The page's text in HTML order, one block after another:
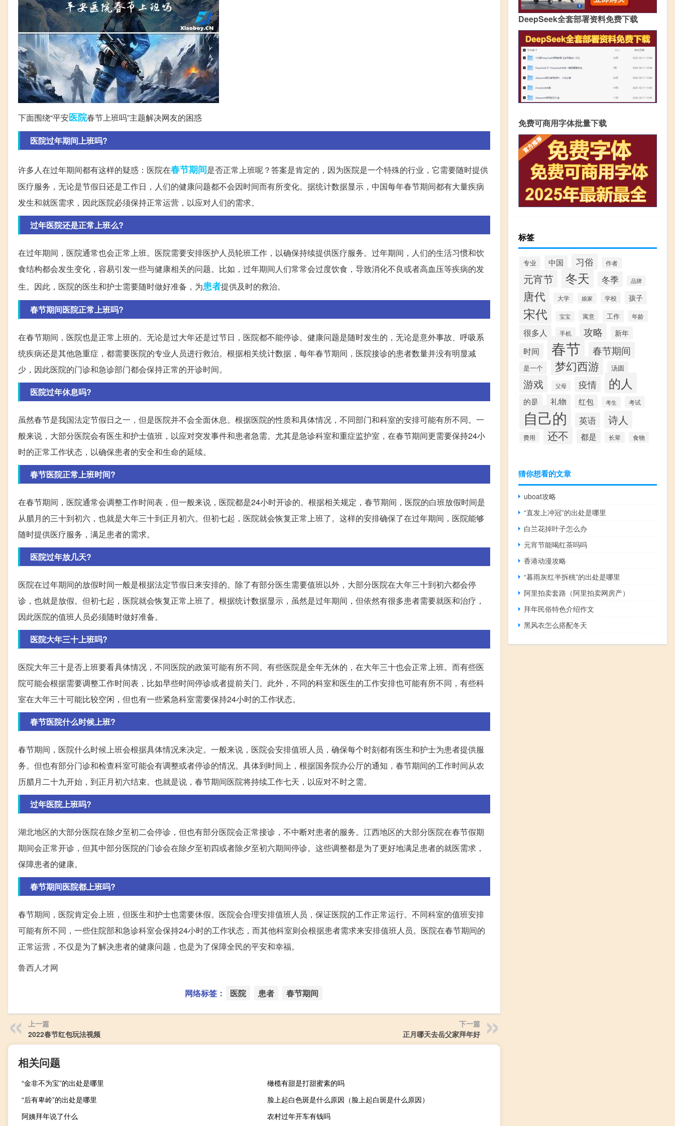
下面围绕“平安医院春节上班吗”主题解决网友的困惑
医院过年期间上班吗?
许多人在过年期间都有这样的疑惑：医院在春节期间是否正常上班呢？答案是肯定的，因为医院是一个特殊的行业，它需要随时提供
医疗服务，无论是节假日还是工作日，人们的健康问题都不会因时间而有所变化。据统计数据显示，中国每年春节期间都有大量疾病
发生和就医需求，因此医院必须保持正常运营，以应对人们的需求。
过年医院还是正常上班么?
在过年期间，医院通常也会正常上班。医院需要安排医护人员轮班工作，以确保持续提供医疗服务。过年期间，人们的生活习惯和饮
食结构都会发生变化，容易引发一些与健康相关的问题。比如，过年期间人们常常会过度饮食，导致消化不良或者高血压等疾病的发
生。因此，医院的医生和护士需要随时做好准备，为患者提供及时的救治。
春节期间医院正常上班吗?
在春节期间，医院也是正常上班的。无论是过大年还是过节日，医院都不能停诊。健康问题是随时发生的，无论是意外事故、呼吸系
统疾病还是其他急重症，都需要医院的专业人员进行救治。根据相关统计数据，每年春节期间，医院接诊的患者数量并没有明显减
少，因此医院的门诊和急诊部门都会保持正常的开诊时间。
医院过年休息吗?
虽然春节是我国法定节假日之一，但是医院并不会全面休息。根据医院的性质和具体情况，不同部门和科室的安排可能有所不同。一
般来说，大部分医院会有医生和护士值班，以应对突发事件和患者急需。尤其是急诊科室和重症监护室，在春节期间更需要保持24小
时的正常工作状态，以确保患者的安全和生命的延续。
春节医院正常上班时间?
在春节期间，医院通常会调整工作时间表，但一般来说，医院都是24小时开诊的。根据相关规定，春节期间，医院的白班放假时间是
从腊月的三十到初六，也就是大年三十到正月初六。但初七起，医院就会恢复正常上班了。这样的安排确保了在过年期间，医院能够
随时提供医疗服务，满足患者的需求。
医院过年放几天?
医院在过年期间的放假时间一般是根据法定节假日来安排的。除了有部分医生需要值班以外，大部分医院在大年三十到初六都会停
诊，也就是放假。但初七起，医院就会恢复正常上班了。根据统计数据显示，虽然是过年期间，但依然有很多患者需要就医和治疗，
因此医院的值班人员必须随时做好准备。
医院大年三十上班吗?
医院大年三十是否上班要看具体情况，不同医院的政策可能有所不同。有些医院是全年无休的，在大年三十也会正常上班。而有些医
院可能会根据需要调整工作时间表，比如早些时间停诊或者提前关门。此外，不同的科室和医生的工作安排也可能有所不同，有些科
室在大年三十可能比较空闲，但也有一些紧急科室需要保持24小时的工作状态。
春节医院什么时候上班?
春节期间，医院什么时候上班会根据具体情况来决定。一般来说，医院会安排值班人员，确保每个时刻都有医生和护士为患者提供服
务。但也有部分门诊和检查科室可能会有调整或者停诊的情况。具体到时间上，根据国务院办公厅的通知，春节期间的工作时间从农
历腊月二十九开始，到正月初六结束。也就是说，春节期间医院将持续工作七天，以应对不时之需。
过年医院上班吗?
湖北地区的大部分医院在除夕至初二会停诊，但也有部分医院会正常接诊，不中断对患者的服务。江西地区的大部分医院在春节假期
期间会正常开诊，但其中部分医院的门诊会在除夕至初四或者除夕至初六期间停诊。这些调整都是为了更好地满足患者的就医需求，
保障患者的健康。
春节期间医院都上班吗?
春节期间，医院肯定会上班，但医生和护士也需要休假。医院会合理安排值班人员，保证医院的工作正常运行。不同科室的值班安排
可能有所不同，一些住院部和急诊科室会保持24小时的工作状态，而其他科室则会根据患者需求来安排值班人员。医院在春节期间的
正常运营，不仅是为了解决患者的健康问题，也是为了保障全民的平安和幸福。
鲁西人才网
网络标签： 医院 患者 春节期间
上一篇
2022春节红包玩法视频
下一篇
正月哪天去岳父家拜年好
相关问题
“金非不为宝”的出处是哪里
橄榄有甜是打甜蜜素的吗
“后有卑岭”的出处是哪里
脸上起白色斑是什么原因（脸上起白斑是什么原因）
阿姨拜年说了什么
农村过年开车有钱吗
DeepSeek全套部署资料免费下载
免费可商用字体批量下载
标签
专业 中国 习俗 作者
元宵节 冬天 冬季 品牌
唐代 大学 娘家 学校 孩子
宋代 宝宝 寓意 工作 年龄
很多人 手机 攻略 新年
时间 春节 春节期间
是一个 梦幻西游 汤圆
游戏 父母 疫情 的人
的是 礼物 红包 考生 考试
自己的 英语 诗人
费用 还不 都是 长辈 食物
猜你想看的文章
uboat攻略
“直发上冲冠”的出处是哪里
白兰花掉叶子怎么办
元宵节能喝红茶吗吗
香港动漫攻略
“暮雨灰红半拆桃”的出处是哪里
阿里拍卖套路（阿里拍卖网房产）
拜年民俗特色介绍作文
黑风衣怎么搭配冬天